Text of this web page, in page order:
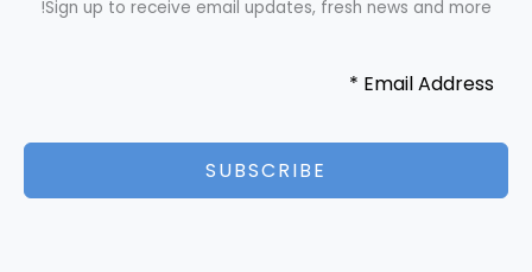
Sign up to receive email updates, fresh news and more!
SUBSCRIBE